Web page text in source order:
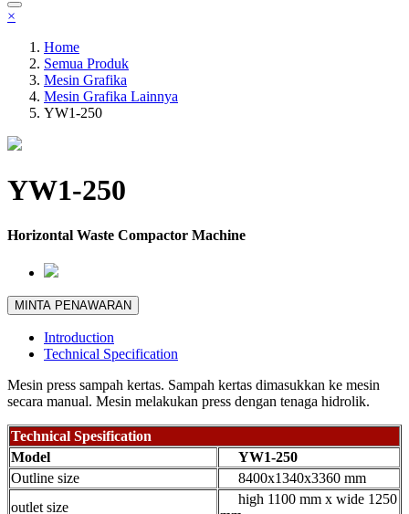
×
Home
Semua Produk
Mesin Grafika
Mesin Grafika Lainnya
YW1-250
YW1-250
Horizontal Waste Compactor Machine
MINTA PENAWARAN
Introduction
Technical Specification
Mesin press sampah kertas. Sampah kertas dimasukkan ke mesin
secara manual. Mesin melakukan press dengan tenaga hidrolik.
Technical Spesification
Model
YW1-250
Outline size
8400x1340x3360 mm
outlet size
high 1100 mm x wide 1250